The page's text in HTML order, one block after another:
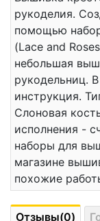
рукоделия.
помощью
(Lace and
небольшая
рукодельниц.
инструкция.
Слоновая
исполнения -
наборы для
магазине
похожие
Отзывы(0)